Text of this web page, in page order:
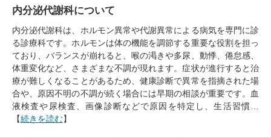
内分泌代謝科について
内分泌代謝科は、ホルモン異常や代謝異常による病気を専門に診
る診療科です。ホルモンは体の機能を調節する重要な役割を担っ
ており、バランスが崩れると、喉の渇きや多尿、動悸、倦怠感、
体重変化など、さまざまな不調が現れます。症状が進行すると治
療が難しくなることがあるため、健康診断で異常を指摘された場
合や、原因不明の不調が続く場合には早期の相談が重要です。血
液検査や尿検査、画像診断などで原因を特定し、生活習慣…
【続きを読む】